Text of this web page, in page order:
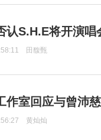
认S.H.E将开演
田馥甄
作室回应与曾沛
黄灿灿